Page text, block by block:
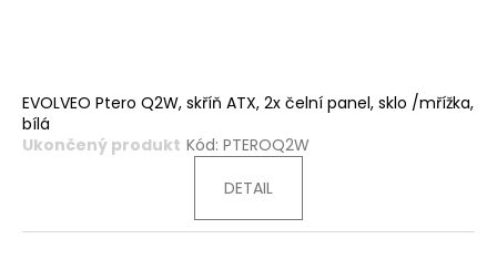
EVOLVEO Ptero Q2W, skříň ATX, 2x čelní panel, sklo /mřížka,
bílá
Ukončený produkt Kód: PTEROQ2W
DETAIL